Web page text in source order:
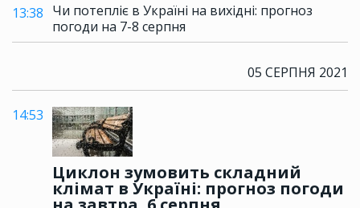
13:38 Чи потепліє в Україні на вихідні: прогноз
погоди на 7-8 серпня
05 СЕРПНЯ 2021
14:53
Циклон зумовить складний
клімат в Україні: прогноз погоди